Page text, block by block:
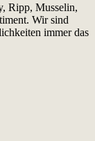
Ripp, Musselin,
Wir sind
immer das